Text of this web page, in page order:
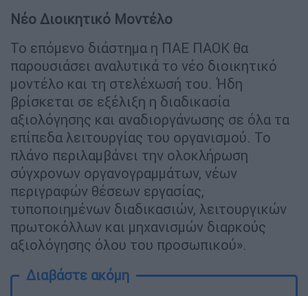
Νέο Διοικητικό Μοντέλο
Το επόμενο διάστημα η ΠΑΕ ΠΑΟΚ θα
παρουσιάσει αναλυτικά το νέο διοικητικό
μοντέλο και τη στελέχωσή του. Ήδη
βρίσκεται σε εξέλιξη η διαδικασία
αξιολόγησης και αναδιοργάνωσης σε όλα τα
επίπεδα λειτουργίας του οργανισμού. Το
πλάνο περιλαμβάνει την ολοκλήρωση
σύγχρονων οργανογραμμάτων, νέων
περιγραφών θέσεων εργασίας,
τυποποιημένων διαδικασιών, λειτουργικών
πρωτοκόλλων και μηχανισμών διαρκούς
αξιολόγησης όλου του προσωπικού».
Διαβάστε ακόμη